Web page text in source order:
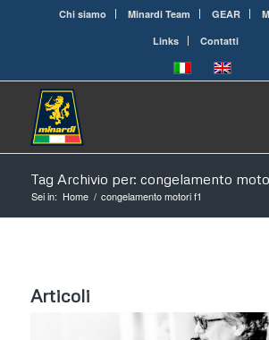
Chi siamo Minardi Team GEAR
Links
Contatti
Tag Archivio per: congelamento
Sei in: Home / congelamento motori f1
Articoli